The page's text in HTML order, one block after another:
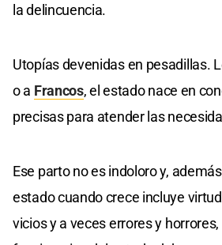
la delincuencia.
Utopías devenidas en pesadillas.
o a Francos, el estado nace en
precisas para atender las
Ese parto no es indoloro y,
estado cuando crece incluye
vicios y a veces errores y